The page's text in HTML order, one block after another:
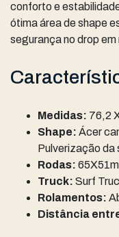
conforto e
ótima área de shape
segurança no drop
Medidas: 76,2
Shape: Ácer
Pulverização da
Rodas:
Truck: Surf
Rolamentos:
Distância